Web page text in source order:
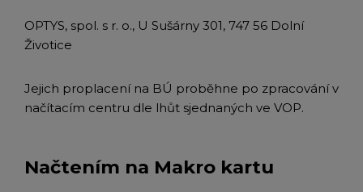
OPTYS, spol. s r. o., U Sušárny 301, 747 56 Dolní
Životice
Jejich proplacení na BÚ proběhne po zpracování v
načítacím centru dle lhůt sjednaných ve VOP.
Načtením na Makro kartu